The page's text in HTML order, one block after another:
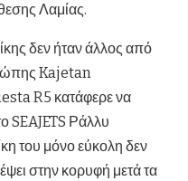
Λαμίας.
δεν ήταν άλλος από
Kajetan
R5 κατάφερε να
SEAJETS Ράλλυ
του μόνο εύκολη δεν
στην κορυφή μετά τα